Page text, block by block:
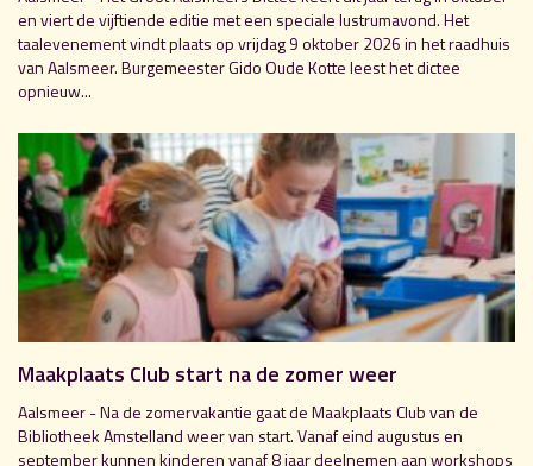
en viert de vijftiende editie met een speciale lustrumavond. Het
taalevenement vindt plaats op vrijdag 9 oktober 2026 in het raadhuis
van Aalsmeer. Burgemeester Gido Oude Kotte leest het dictee
opnieuw...
Maakplaats Club start na de zomer weer
Aalsmeer - Na de zomervakantie gaat de Maakplaats Club van de
Bibliotheek Amstelland weer van start. Vanaf eind augustus en
september kunnen kinderen vanaf 8 jaar deelnemen aan workshops